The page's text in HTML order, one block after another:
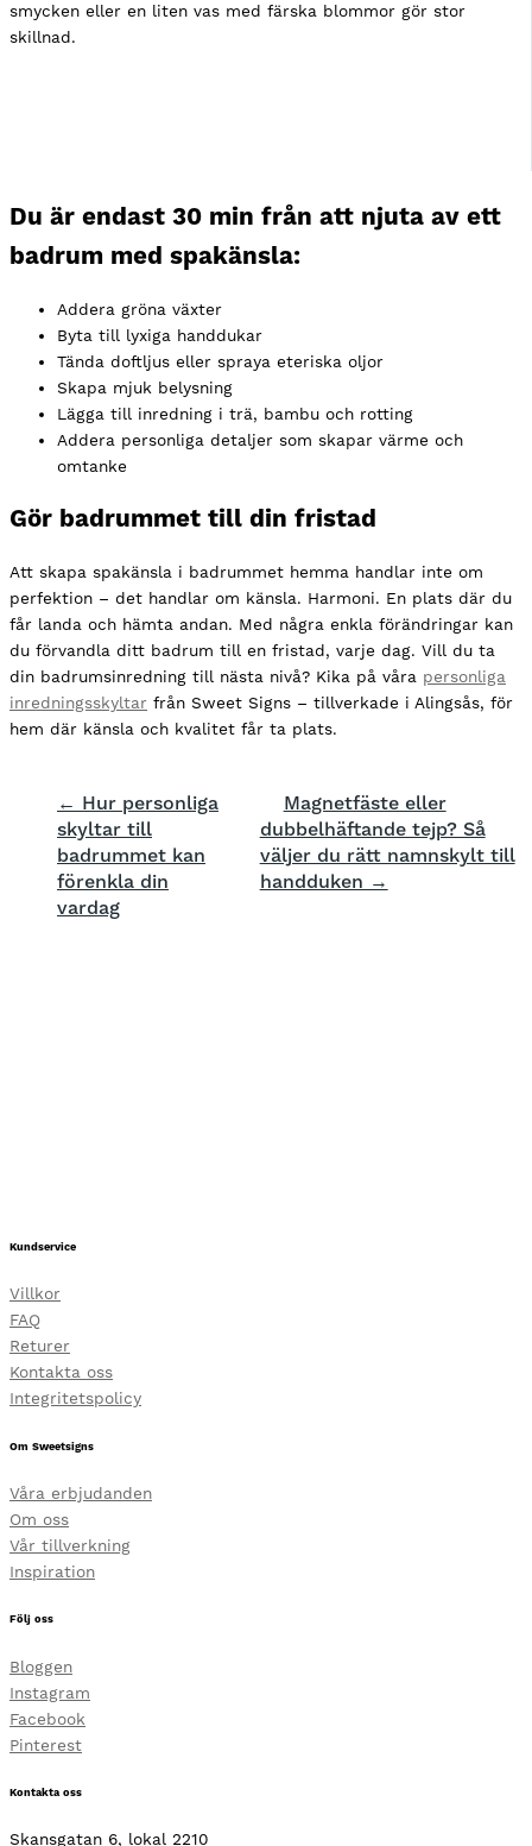
smycken eller en liten vas med färska blommor gör stor
skillnad.
Du är endast 30 min från att njuta av ett
badrum med spakänsla:
Addera gröna växter
Byta till lyxiga handdukar
Tända doftljus eller spraya eteriska oljor
Skapa mjuk belysning
Lägga till inredning i trä, bambu och rotting
Addera personliga detaljer som skapar värme och
omtanke
Gör badrummet till din fristad
Att skapa spakänsla i badrummet hemma handlar inte om
perfektion – det handlar om känsla. Harmoni. En plats där du
får landa och hämta andan. Med några enkla förändringar kan
du förvandla ditt badrum till en fristad, varje dag. Vill du ta
din badrumsinredning till nästa nivå? Kika på våra personliga
inredningsskyltar från Sweet Signs – tillverkade i Alingsås, för
hem där känsla och kvalitet får ta plats.
← Hur personliga
skyltar till
badrummet kan
förenkla din
vardag
Magnetfäste eller
dubbelhäftande tejp? Så
väljer du rätt namnskylt till
handduken →
Kundservice
Villkor
FAQ
Returer
Kontakta oss
Integritetspolicy
Om Sweetsigns
Våra erbjudanden
Om oss
Vår tillverkning
Inspiration
Följ oss
Bloggen
Instagram
Facebook
Pinterest
Kontakta oss
Skansgatan 6, lokal 2210